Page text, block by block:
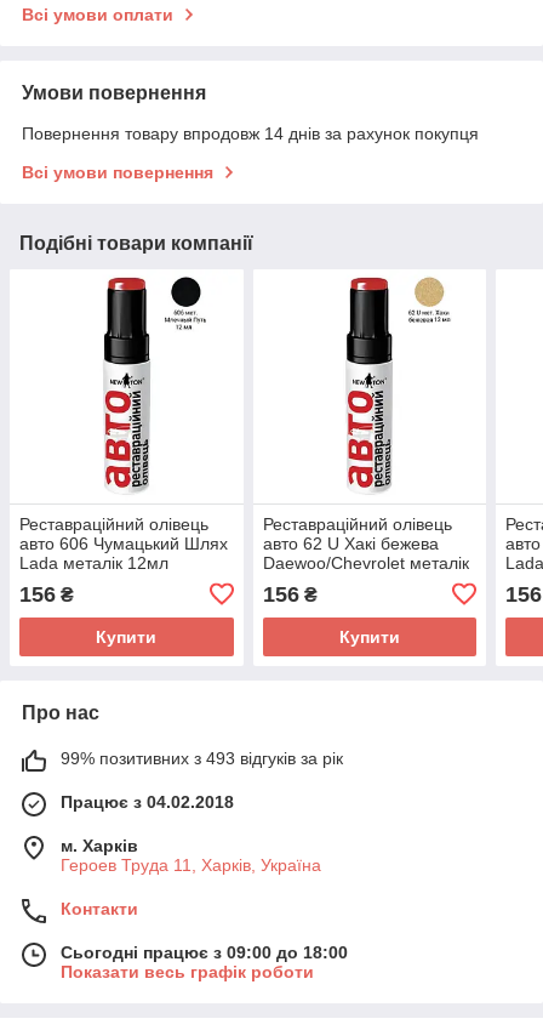
Всі умови оплати
Умови повернення
Повернення товару впродовж 14 днів за рахунок покупця
Всі умови повернення
Подібні товари компанії
Реставраційний олівець
авто 606 Чумацький Шлях
Lada металік 12мл
156 ₴
Купити
Реставраційний олівець
авто 62 U Хакі бежева
Daewoo/Chevrolet металік
156₴
Купити
156
Про нас
99% позитивних з 493 відгуків за рік
Працює з 04.02.2018
м. Харків
Героев Труда 11, Харків, Україна
Контакти
Сьогодні працює з 09:00 до 18:00
Показати весь графік роботи